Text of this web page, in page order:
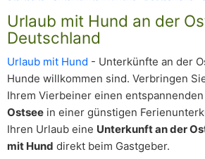
Urlaub mit Hund an der
Deutschland
Urlaub mit Hund - Unterkünfte an der
Hunde willkommen sind. Verbringen
Ihrem Vierbeiner einen entspannenden
Ostsee in einer günstigen
Ihren Urlaub eine Unterkunft an der
mit Hund direkt beim Gastgeber.